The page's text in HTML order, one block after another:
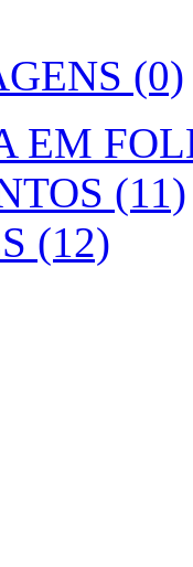
(0)
EM
(11)
(12)